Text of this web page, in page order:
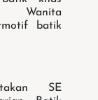
Wanita
batik
SE